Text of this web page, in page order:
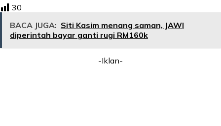
30
BACA JUGA: Siti Kasim menang saman, JAWI
diperintah bayar ganti rugi RM160k
-Iklan-